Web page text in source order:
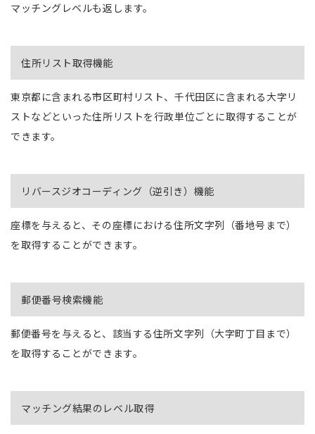
マッチングレベルも返します。
住所リスト取得機能
東京都に含まれる市区町村リスト、千代田区に含まれる大字リ
ストなどといった住所リストを行政単位ごとに取得することが
できます。
リバースジオコーディング（逆引き）機能
座標を与えると、その座標における住所文字列（番地号まで）
を取得することができます。
郵便番号検索機能
郵便番号を与えると、該当する住所文字列（大字町丁目まで）
を取得することができます。
マッチング結果のレベル取得